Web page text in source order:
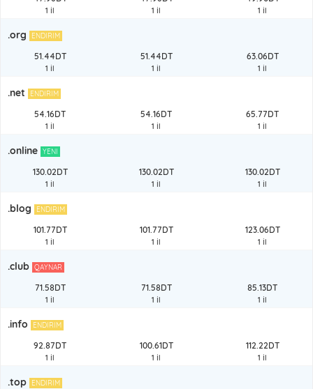
1 İl 1 İl 1 İl
.org ENDIRIM
51.44DT
1 İl
51.44DT
1 İl
63.06DT
1 İl
.net ENDIRIM
54.16DT
1 İl
54.16DT
1 İl
65.77DT
1 İl
.online YENI
130.02DT
1 İl
130.02DT
1 İl
130.02DT
1 İl
.blog ENDIRIM
101.77DT
1 İl
101.77DT
1 İl
123.06DT
1 İl
.club QAYNAR
71.58DT
1 İl
71.58DT
1 İl
85.13DT
1 İl
.info ENDIRIM
92.87DT
1 İl
100.61DT
1 İl
112.22DT
1 İl
.top ENDIRIM